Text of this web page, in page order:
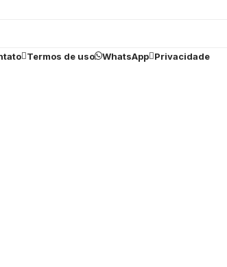
Termos de uso WhatsApp Privacidade